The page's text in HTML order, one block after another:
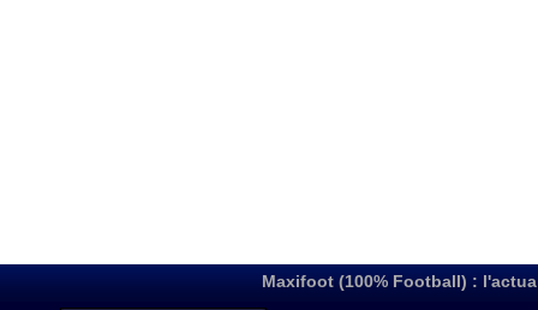
Maxifoot (100% Football) :